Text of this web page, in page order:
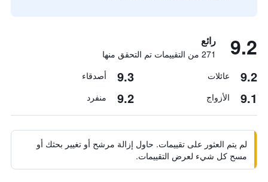
9.2 رائع
271 من التقييمات تم التحقق منها
9.2 عائلات 9.3 أصدقاء
9.1 الأزواج 9.2 منفرد
لم يتم العثور على تقييمات. حاول إزالة مرشح أو تغيير بحثك أو
مسح كل شيء لعرض التقييمات.